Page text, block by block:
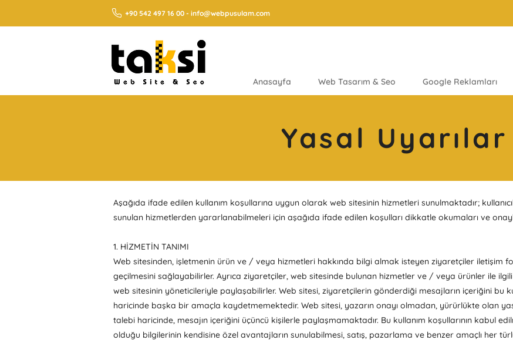
+90 542 497 16 00 - info@webpusulam.com
Anasayfa Web Tasarım & Seo Google Reklamları
Yasal Uyarılar
Aşağıda ifade edilen kullanım koşullarına uygun olarak web sitesinin hizmetleri sunulmaktadır;
sunulan hizmetlerden yararlanabilmeleri için aşağıda ifade edilen koşulları dikkatle okumaları ve
1. HİZMETİN TANIMI
Web sitesinden, işletmenin ürün ve / veya hizmetleri hakkında bilgi almak isteyen ziyaretçiler iletişim
geçilmesini sağlayabilirler. Ayrıca ziyaretçiler, web sitesinde bulunan hizmetler ve / veya ürünler ile
web sitesinin yöneticileriyle paylaşabilirler. Web sitesi, ziyaretçilerin gönderdiği mesajların içeriğini bu
haricinde başka bir amaçla kaydetmemektedir. Web sitesi, yazarın onayı olmadan, yürürlükte olan
talebi haricinde, mesajın içeriğini üçüncü kişilerle paylaşmamaktadır. Bu kullanım koşullarının kabul
olduğu bilgilerinin kendisine özel avantajların sunulabilmesi, satış, pazarlama ve benzer amaçlı her